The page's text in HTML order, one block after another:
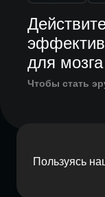
для мозга
Чтобы стать
Пользуясь